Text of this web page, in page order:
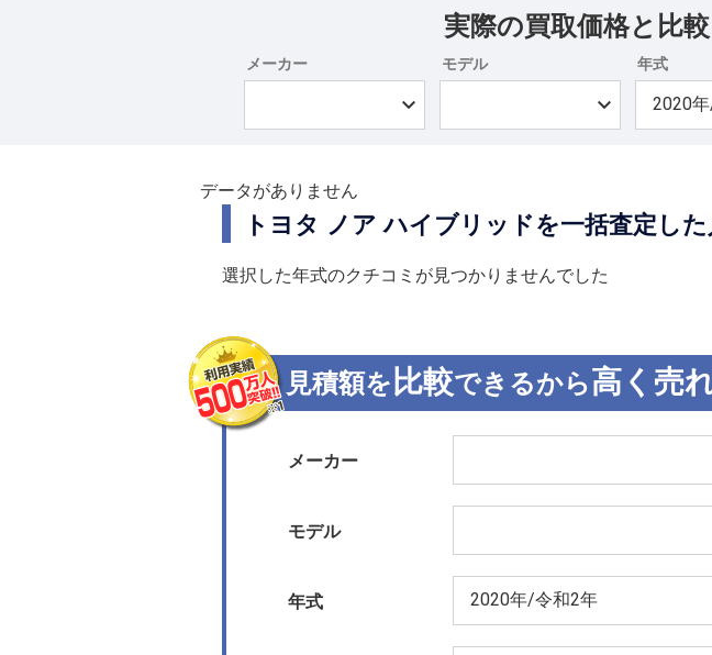
実際の買取価格と比
メーカー モデル 年式
データがありません
トヨタ ノア ハイブリッドを一括査定し
選択した年式のクチコミが見つかりませんでした
見積額を 比較できるから高く売
メーカー
モデル
年式